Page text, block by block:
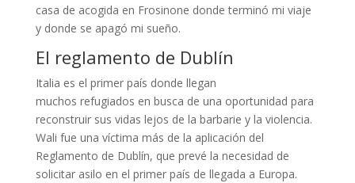
casa de acogida en Frosinone donde terminó mi viaje
y donde se apagó mi sueño.
El reglamento de Dublín
Italia es el primer país donde llegan
muchos refugiados en busca de una oportunidad para
reconstruir sus vidas lejos de la barbarie y la violencia.
Wali fue una víctima más de la aplicación del
Reglamento de Dublín, que prevé la necesidad de
solicitar asilo en el primer país de llegada a Europa.